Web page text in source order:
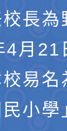
長為
4月21
易名
小學